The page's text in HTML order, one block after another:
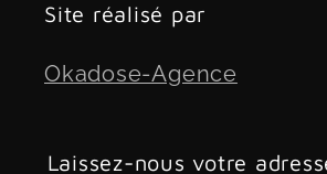
Site réalisé par
Okadose-Agence
Laissez-nous votre